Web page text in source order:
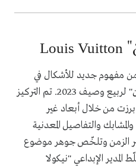
"
Louis Vuitton
مفهوم جديد للأشكال في
" لربيع وصيف 2023. تم التركيز
من خلال أبعاد غير
والتفاصيل المعدنية
الزمن وتلخّص جوهر موضوع
المدير الإبداعي "نيكولا